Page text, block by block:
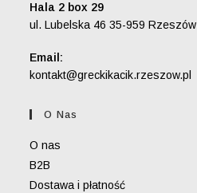
Hala 2 box 29
ul. Lubelska 46 35-959 Rzeszów
Email:
kontakt@greckikacik.rzeszow.pl
O Nas
O nas
B2B
Dostawa i płatność